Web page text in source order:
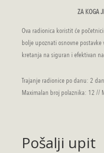
ZA KOGA
Ova radionica koristit će
bolje upoznati osnovne
kretanja na siguran i efektivan
Trajanje radionice po danu: 2
Maximalan broj polaznika: 12 //
Pošalji upit